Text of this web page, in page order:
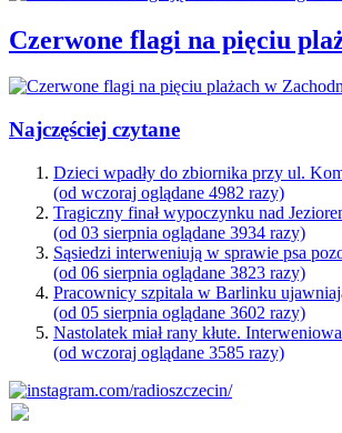
Czerwone flagi na pięciu
Najczęściej czytane
Dzieci wpadły do zbiornika przy ul.
(od wczoraj oglądane 4982 razy)
Tragiczny finał wypoczynku nad
(od 03 sierpnia oglądane 3934 razy)
Sąsiedzi interweniują w sprawie psa
(od 06 sierpnia oglądane 3823 razy)
Pracownicy szpitala w Barlinku
(od 05 sierpnia oglądane 3602 razy)
Nastolatek miał rany kłute.
(od wczoraj oglądane 3585 razy)